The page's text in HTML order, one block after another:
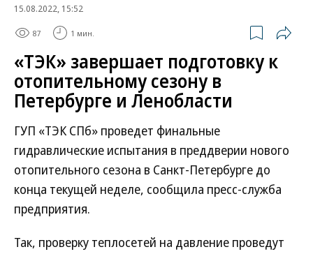
15.08.2022, 15:52
87 1 мин.
«ТЭК» завершает подготовку к
отопительному сезону в
Петербурге и Ленобласти
ГУП «ТЭК СПб» проведет финальные
гидравлические испытания в преддверии нового
отопительного сезона в Санкт-Петербурге до
конца текущей неделе, сообщила пресс-служба
предприятия.
Так, проверку теплосетей на давление проведут